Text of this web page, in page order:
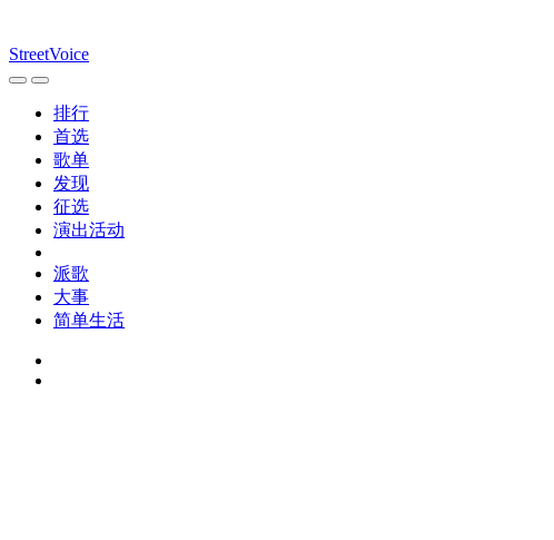
StreetVoice
排行
首选
歌单
发现
征选
演出活动
派歌
大事
简单生活